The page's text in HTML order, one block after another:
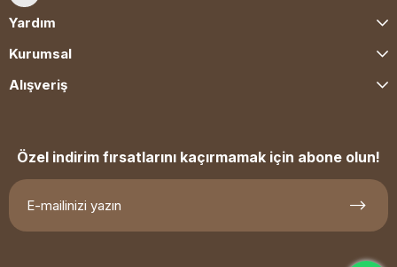
Yardım
Kurumsal
Alışveriş
Özel indirim fırsatlarını kaçırmamak için abone olun!